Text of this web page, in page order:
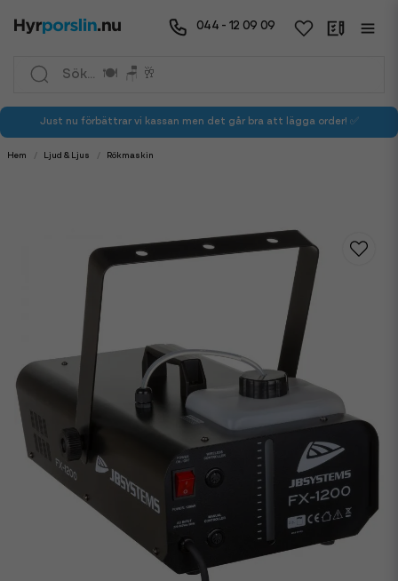
044 - 12 09 09
Just nu förbättrar vi kassan men det går bra att lägga order! ✅
Hem Ljud & Ljus Rökmaskin